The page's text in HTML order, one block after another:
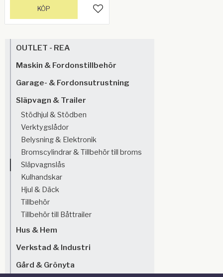
Lägg till i favoriter
KÖP
OUTLET - REA
Maskin & Fordonstillbehör
Garage- & Fordonsutrustning
Släpvagn & Trailer
Stödhjul & Stödben
Verktygslådor
Belysning & Elektronik
Bromscylindrar & Tillbehör till broms
Släpvagnslås
Kulhandskar
Hjul & Däck
Tillbehör
Tillbehör till Båttrailer
Hus & Hem
Verkstad & Industri
Gård & Grönyta